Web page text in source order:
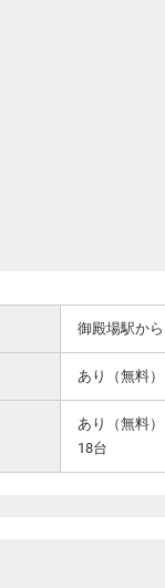
御殿場駅か
あり（無料）
あり（無料）
18台